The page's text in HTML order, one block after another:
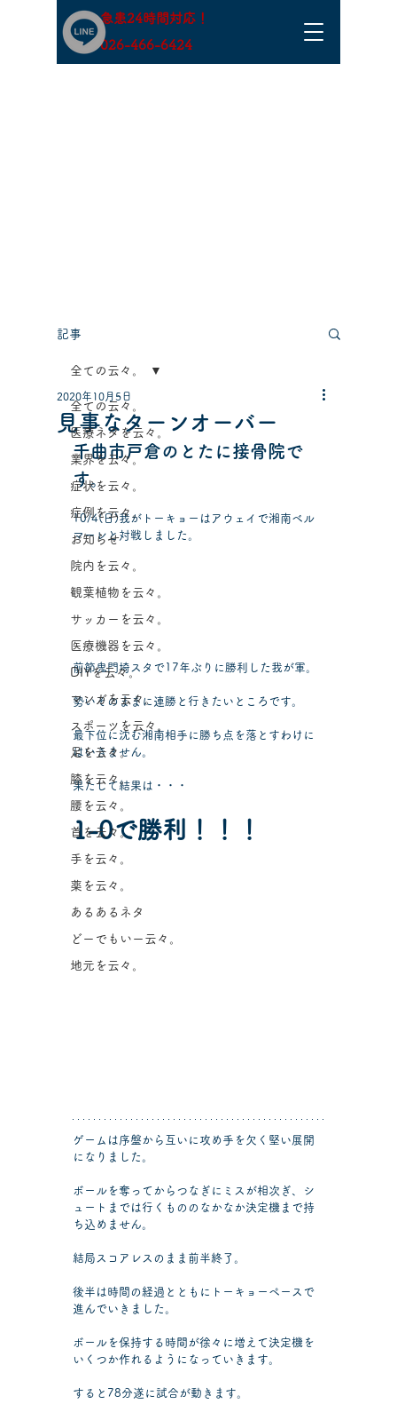
急患24時間対応！
​026-466-6424
記事
全ての云々。
医療ネタを云々。
業界を云々。
症状を云々。
症例を云々。
お知らせ
院内を云々。
観葉植物を云々。
サッカーを云々。
医療機器を云々。
DIYを云々。
マンガを云々。
スポーツを云々。
足を云々。
膝を云々。
腰を云々。
首を云々。
手を云々。
薬を云々。
あるあるネタ
どーでもいー云々。
地元を云々。
全ての云々。
見事なターンオーバー
2020年10月5日
千曲市戸倉のとたに接骨院で
す。
10/4(日)我がトーキョーはアウェイで湘南ベル
マーレと対戦しました。
前節鬼門埼スタで17年ぶりに勝利した我が軍。
勢いそのままに連勝と行きたいところです。
最下位に沈む湘南相手に勝ち点を落とすわけに
はいきません。
果たして結果は・・・
1-0で勝利！！！
ゲームは序盤から互いに攻め手を欠く堅い展開
になりました。
ボールを奪ってからつなぎにミスが相次ぎ、シ
ュートまでは行くもののなかなか決定機まで持
ち込めません。
結局スコアレスのまま前半終了。
後半は時間の経過とともにトーキョーペースで
進んでいきました。
ボールを保持する時間が徐々に増えて決定機を
いくつか作れるようになっていきます。
すると78分遂に試合が動きます。